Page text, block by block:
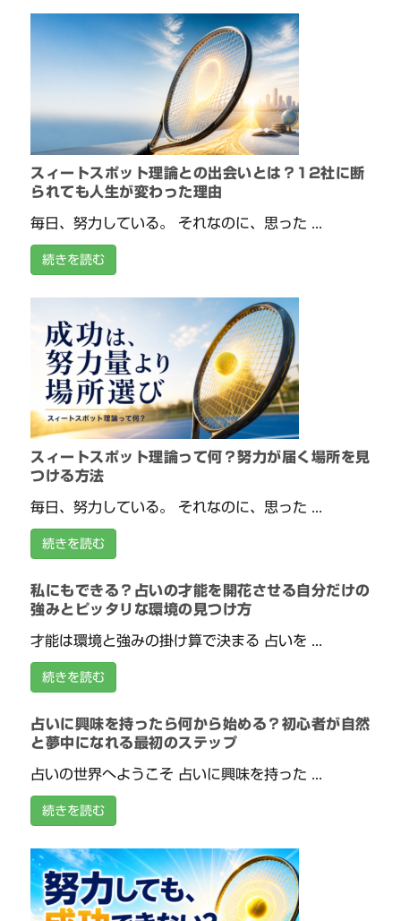
スィートスポット理論との出会いとは？12社に断
られても人生が変わった理由
毎日、努力している。 それなのに、思った ...
続きを読む
スィートスポット理論って何？努力が届く場所を見
つける方法
毎日、努力している。 それなのに、思った ...
続きを読む
私にもできる？占いの才能を開花させる自分だけの
強みとピッタリな環境の見つけ方
才能は環境と強みの掛け算で決まる 占いを ...
続きを読む
占いに興味を持ったら何から始める？初心者が自然
と夢中になれる最初のステップ
占いの世界へようこそ 占いに興味を持った ...
続きを読む